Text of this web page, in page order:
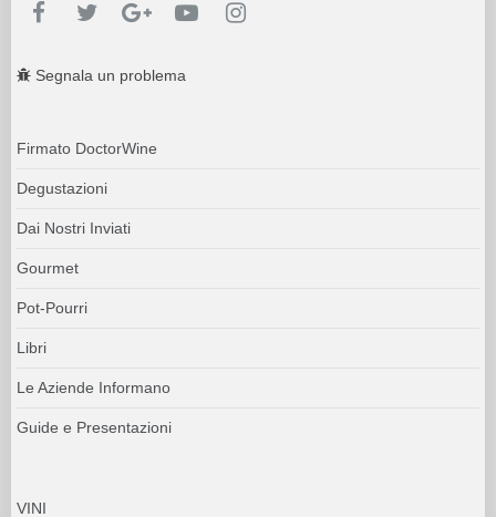
Segnala un problema
Firmato DoctorWine
Degustazioni
Dai Nostri Inviati
Gourmet
Pot-Pourri
Libri
Le Aziende Informano
Guide e Presentazioni
VINI